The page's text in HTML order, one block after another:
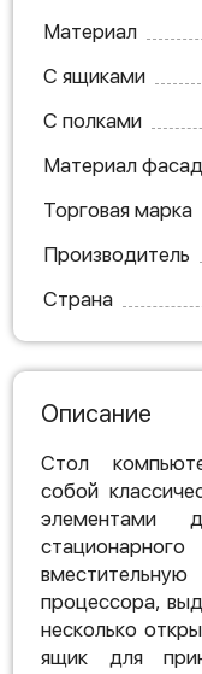
Материал
С ящиками
С полками
Материал
Торговая марка
Производитель
Страна
Описание
Стол
собой
элементами
процессора,
несколько
ящик для